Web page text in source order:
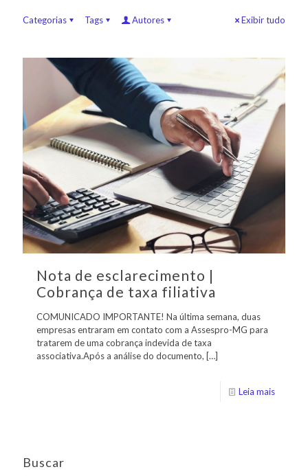
Categorias Tags Autores Exibir tudo
Nota de esclarecimento |
Cobrança de taxa filiativa
COMUNICADO IMPORTANTE! Na última semana, duas
empresas entraram em contato com a Assespro-MG para
tratarem de uma cobrança indevida de taxa
associativa.Após a análise do documento, […]
Leia mais
Buscar